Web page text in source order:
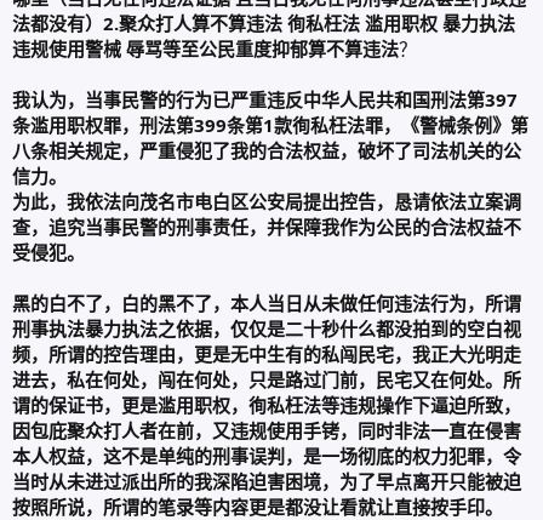
法都没有）2.聚众打人算不算违法 徇私枉法 滥用职权 暴力执法
违规使用警械 辱骂等至公民重度抑郁算不算违法？
我认为，当事民警的行为已严重违反中华人民共和国刑法第397
条滥用职权罪，刑法第399条第1款徇私枉法罪，《警械条例》第
八条相关规定，严重侵犯了我的合法权益，破坏了司法机关的公
信力。
为此，我依法向茂名市电白区公安局提出控告，恳请依法立案调
查，追究当事民警的刑事责任，并保障我作为公民的合法权益不
受侵犯。
黑的白不了，白的黑不了，本人当日从未做任何违法行为，所谓
刑事执法暴力执法之依据，仅仅是二十秒什么都没拍到的空白视
频，所谓的控告理由，更是无中生有的私闯民宅，我正大光明走
进去，私在何处，闯在何处，只是路过门前，民宅又在何处。所
谓的保证书，更是滥用职权，徇私枉法等违规操作下逼迫所致，
因包庇聚众打人者在前，又违规使用手铐，同时非法一直在侵害
本人权益，这不是单纯的刑事误判，是一场彻底的权力犯罪，令
当时从未进过派出所的我深陷迫害困境，为了早点离开只能被迫
按照所说，所谓的笔录等内容更是都没让看就让直接按手印。